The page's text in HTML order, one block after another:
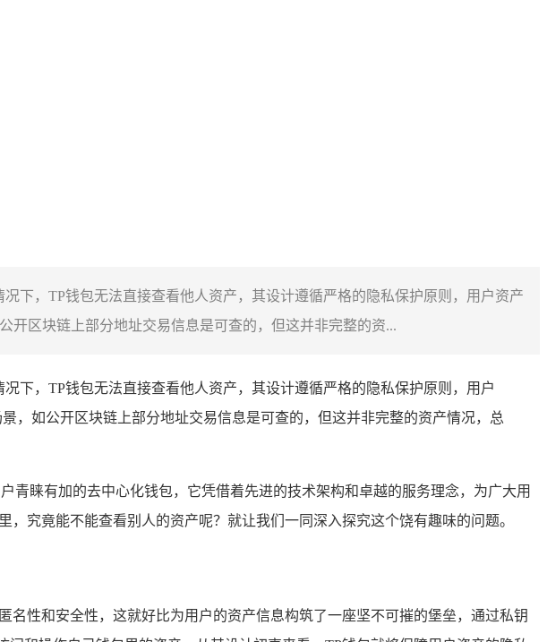
下，TP钱包无法直接查看他人资产，其设计遵循严格的隐私保护原则，用户资产
开区块链上部分地址交易信息是可查的，但这并非完整的资...
下，TP钱包无法直接查看他人资产，其设计遵循严格的隐私保护原则，用户
，如公开区块链上部分地址交易信息是可查的，但这并非完整的资产情况，总
青睐有加的去中心化钱包，它凭借着先进的技术架构和卓越的服务理念，为广大用
究竟能不能查看别人的资产呢？就让我们一同深入探究这个饶有趣味的问题。
性和安全性，这就好比为用户的资产信息构筑了一座坚不可摧的堡垒，通过私钥